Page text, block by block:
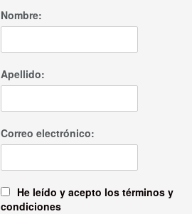
Nombre:
Apellido:
Correo electrónico:
He leído y acepto los términos y
condiciones